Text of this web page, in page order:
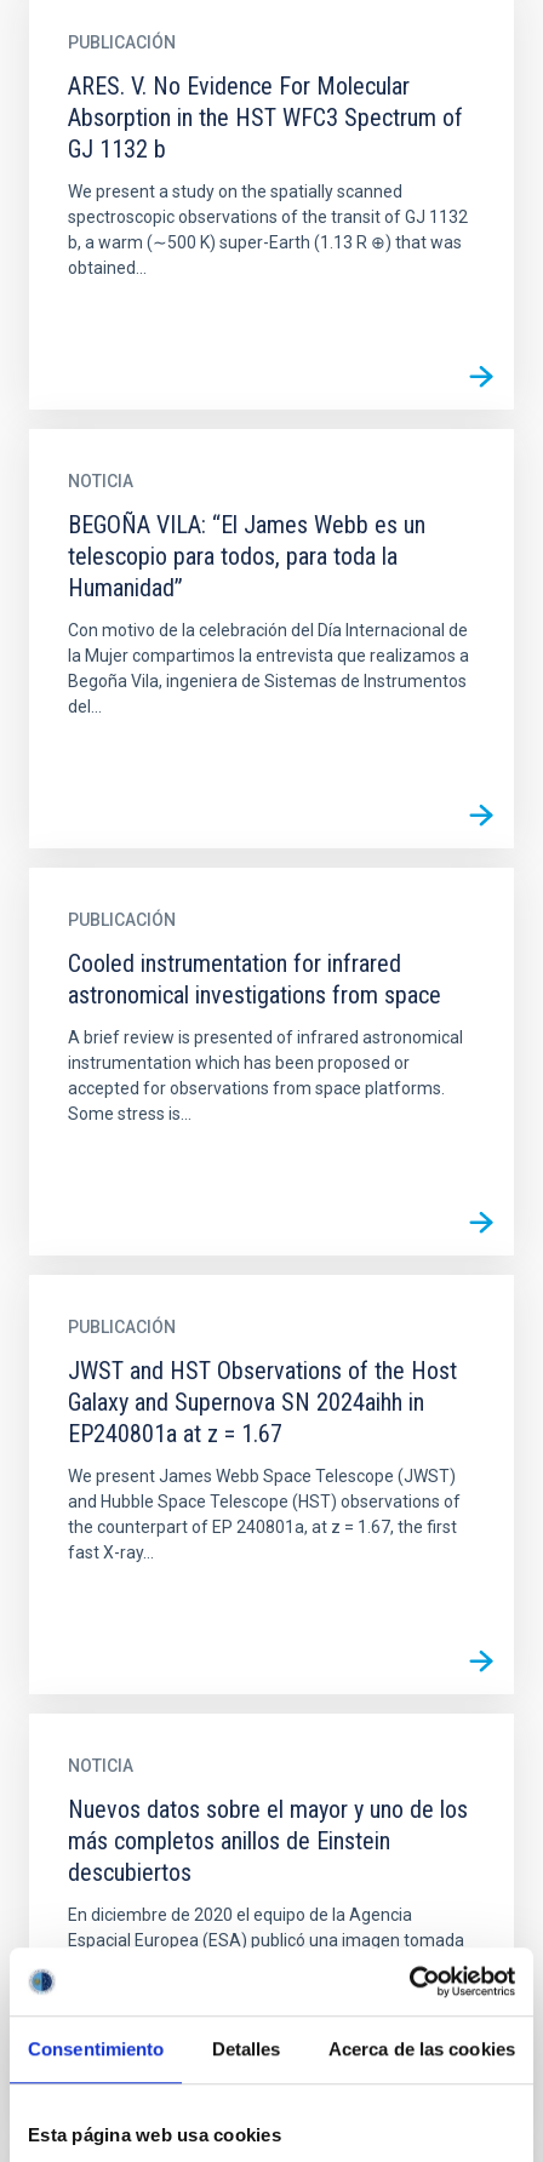
Consentimiento Detalles Acerca de las cookies
Esta página web usa cookies
PUBLICACIÓN
ARES. V. No Evidence For Molecular
Absorption in the HST WFC3 Spectrum of
GJ 1132 b
We present a study on the spatially scanned
spectroscopic observations of the transit of GJ 1132
b, a warm (∼500 K) super-Earth (1.13 R ⊕) that was
obtained...
NOTICIA
BEGOÑA VILA: “El James Webb es un
telescopio para todos, para toda la
Humanidad”
Con motivo de la celebración del Día Internacional de
la Mujer compartimos la entrevista que realizamos a
Begoña Vila, ingeniera de Sistemas de Instrumentos
del...
PUBLICACIÓN
Cooled instrumentation for infrared
astronomical investigations from space
A brief review is presented of infrared astronomical
instrumentation which has been proposed or
accepted for observations from space platforms.
Some stress is...
PUBLICACIÓN
JWST and HST Observations of the Host
Galaxy and Supernova SN 2024aihh in
EP240801a at z = 1.67
We present James Webb Space Telescope (JWST)
and Hubble Space Telescope (HST) observations of
the counterpart of EP 240801a, at z = 1.67, the first
fast X-ray...
NOTICIA
Nuevos datos sobre el mayor y uno de los
más completos anillos de Einstein
descubiertos
En diciembre de 2020 el equipo de la Agencia
Espacial Europea (ESA) publicó una imagen tomada
por el telescopio espacial Hubble de GAL-CLUS-